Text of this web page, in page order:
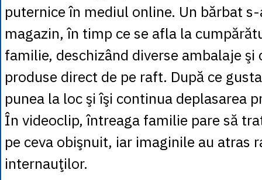
puternice în mediul online. Un bărbat
magazin, în timp ce se afla la
familie, deschizând diverse ambalaje şi
produse direct de pe raft. După ce
punea la loc şi îşi continua deplasarea
În videoclip, întreaga familie pare să
pe ceva obişnuit, iar imaginile au atras
internauţilor.